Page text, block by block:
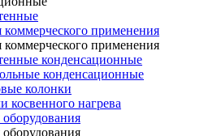
коммерческого применения
коммерческого применения
конденсационные
конденсационные
колонки
косвенного нагрева